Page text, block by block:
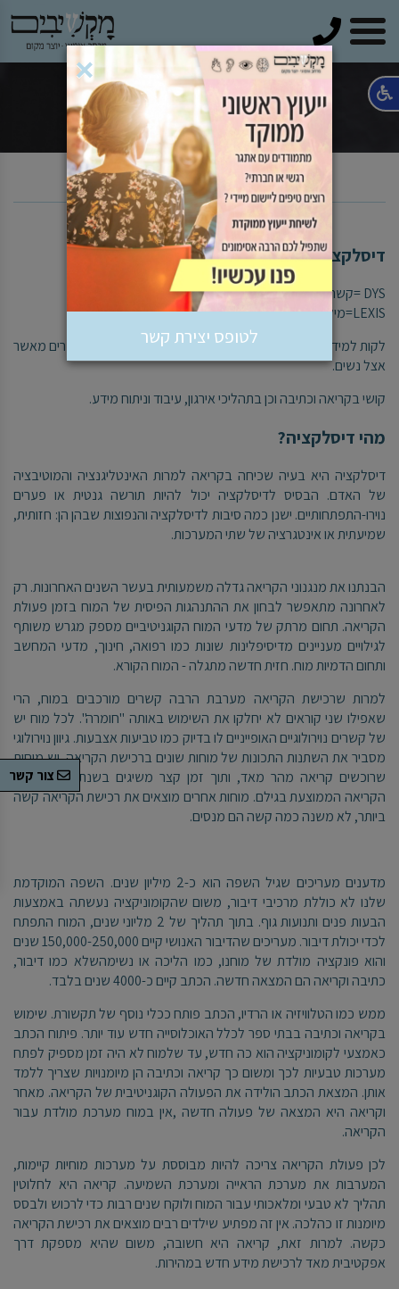
דיסלקציה ובעיות קשב וריכוז
דיסלקציה
DYS =קשה
LEXIS=מילה
לקות למידה מולדת שמקורה נוירולוגי ואשר שכיחה יותר אצל גברים מאשר
אצל נשים.
קושי בקריאה וכתיבה וכן בתהליכי אירגון, עיבוד וניתוח מידע.
מהי דיסלקציה?
דיסלקציה היא בעיה שכיחה בקריאה למרות האינטליגנציה והמוטיבציה
של האדם. הבסיס לדיסלקציה יכול להיות תורשה גנטית או פערים
נוירו-התפתחותיים. ישנן כמה סיבות לדיסלקציה והנפוצות שבהן הן: חזותית,
שמיעתית או אינטגרציה של שתי המערכות.
הבנתנו את מנגנוני הקריאה גדלה משמעותית בעשר השנים האחרונות. רק
לאחרונה מתאפשר לבחון את ההתנהגות הפיסית של המוח בזמן פעולת
הקריאה. תחום מרתק של מדעי המוח הקוגניטיביים מספק מגרש משותף
לגילויים מעניינים מדיסיפלינות שונות כמו רפואה, חינוך, מדעי המחשב
ותחום הדמיות מוח. חזית חדשה מתגלה - המוח הקורא.
למרות שרכישת הקריאה מערבת הרבה קשרים מורכבים במוח, הרי
שאפילו שני קוראים לא יחלקו את השימוש באותה "חומרה". לכל מוח יש
של קשרים נוירולוגיים האופייניים לו בדיוק כמו טביעות אצבעות. גיוון נוירולוגי
מסביר את השתנות התכונות של מוחות שונים ברכישת הקריאה. יש מוחות
שרוכשים קריאה מהר מאד, ותוך זמן קצר משיגים בשנתיים את רמת
הקריאה הממוצעת בגילם. מוחות אחרים מוצאים את רכישת הקריאה קשה
ביותר, לא משנה כמה קשה הם מנסים.
מדענים מעריכים שגיל השפה הוא כ-2 מיליון שנים. השפה המוקדמת
שלנו לא כוללת מרכיבי דיבור, משום שהקומוניקציה נעשתה באמצעות
הבעות פנים ותנועות גוף. בתוך תהליך של 2 מליוני שנים, המוח התפתח
לכדי יכולת דיבור. מעריכים שהדיבור האנושי קיים 150,000-250,000 שנים
והוא פונקציה מולדת של מוחנו, כמו הליכה או נשימהשלא כמו דיבור,
כתיבה וקריאה הם המצאה חדשה. הכתב קיים כ-4000 שנים בלבד.
ממש כמו הטלוויזיה או הרדיו, הכתב פותח ככלי נוסף של תקשורת. שימוש
בקריאה וכתיבה בבתי ספר לכלל האוכלוסייה חדש עוד יותר. פיתוח הכתב
כאמצעי לקומוניקציה הוא כה חדש, עד שלמוח לא היה זמן מספיק לפתח
מערכות טבעיות לכך ומשום כך קריאה וכתיבה הן מיומנויות שצריך ללמד
אותן. המצאת הכתב הולידה את הפעולה הקוגניטיבית של הקריאה. מאחר
וקריאה היא המצאה של פעולה חדשה ,אין במוח מערכת מולדת עבור
הקריאה.
לכן פעולת הקריאה צריכה להיות מבוססת על מערכות מוחיות קיימות,
המערבות את מערכת הראייה ומערכת השמיעה. קריאה היא לחלוטין
תהליך לא טבעי ומלאכותי עבור המוח ולוקח שנים רבות כדי לרכוש ולבסס
מיומנות זו כהלכה. אין זה מפתיע שילדים רבים מוצאים את רכישת הקריאה
כקשה. למרות זאת, קריאה היא חשובה, משום שהיא מספקת דרך
אפקטיבית מאד לרכישת מידע חדש במהירות.
צור קשר
×
לטופס יצירת קשר